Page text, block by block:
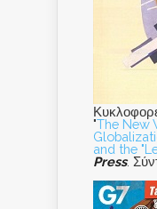
"The New
and the
Press.